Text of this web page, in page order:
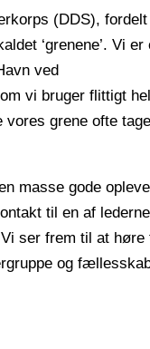
(DDS),
‘grenene’. Vi er
ved
vi bruger flittigt
grene ofte
masse gode
til en af lederne
ser frem til at høre
og